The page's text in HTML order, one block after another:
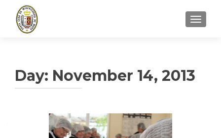
Day: November 14, 2013